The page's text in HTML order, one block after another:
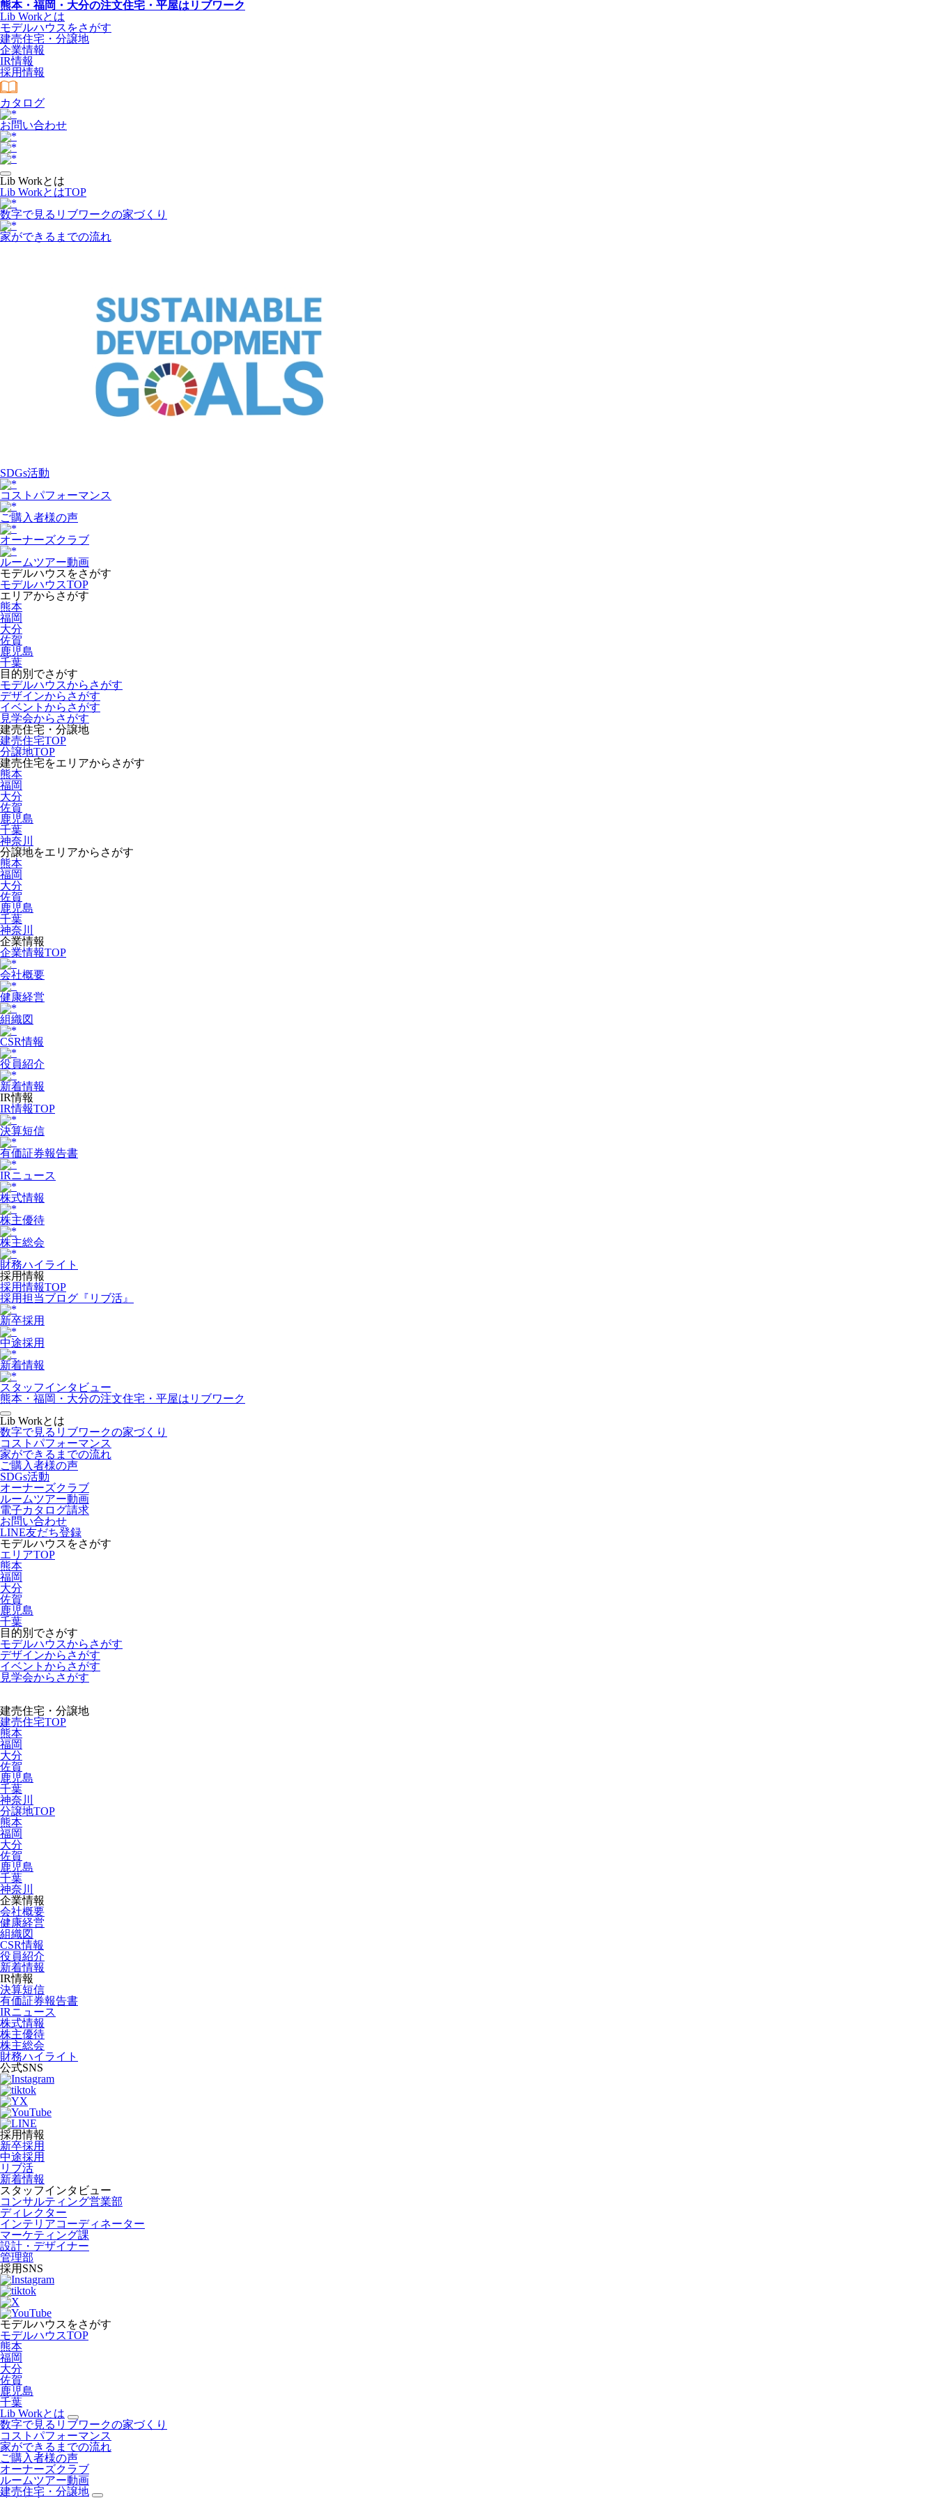
熊本・福岡・大分の注文住宅・平屋はリブワーク
Lib Workとは
モデルハウスをさがす
建売住宅・分譲地
企業情報
IR情報
採用情報
カタログ
お問い合わせ
Lib Workとは
Lib WorkとはTOP
数字で⾒るリブワークの家づくり
家ができるまでの流れ
SDGs活動
コストパフォーマンス
ご購入者様の声
オーナーズクラブ
ルームツアー動画
モデルハウスをさがす
モデルハウスTOP
エリアからさがす
熊本
福岡
大分
佐賀
鹿児島
千葉
目的別でさがす
モデルハウスからさがす
デザインからさがす
イベントからさがす
見学会からさがす
建売住宅・分譲地
建売住宅TOP
分譲地TOP
建売住宅をエリアからさがす
熊本
福岡
大分
佐賀
鹿児島
千葉
神奈川
分譲地をエリアからさがす
熊本
福岡
大分
佐賀
鹿児島
千葉
神奈川
企業情報
企業情報TOP
会社概要
健康経営
組織図
CSR情報
役員紹介
新着情報
IR情報
IR情報TOP
決算短信
有価証券報告書
IRニュース
株式情報
株主優待
株主総会
財務ハイライト
採用情報
採用情報TOP
採用担当ブログ『リブ活』
新卒採用
中途採用
新着情報
スタッフインタビュー
熊本・福岡・大分の注文住宅・平屋はリブワーク
Lib Workとは
数字で見るリブワークの家づくり
コストパフォーマンス
家ができるまでの流れ
ご購入者様の声
SDGs活動
オーナーズクラブ
ルームツアー動画
電子カタログ請求
お問い合わせ
LINE友だち登録
モデルハウスをさがす
エリアTOP
熊本
福岡
大分
佐賀
鹿児島
千葉
目的別でさがす
モデルハウスからさがす
デザインからさがす
イベントからさがす
見学会からさがす
建売住宅・分譲地
建売住宅TOP
熊本
福岡
大分
佐賀
鹿児島
千葉
神奈川
分譲地TOP
熊本
福岡
大分
佐賀
鹿児島
千葉
神奈川
企業情報
会社概要
健康経営
組織図
CSR情報
役員紹介
新着情報
IR情報
決算短信
有価証券報告書
IRニュース
株式情報
株主優待
株主総会
財務ハイライト
公式SNS
採用情報
新卒採用
中途採用
リブ活
新着情報
スタッフインタビュー
コンサルティング営業部
ディレクター
インテリアコーディネーター
マーケティング課
設計・デザイナー
管理部
採用SNS
モデルハウスをさがす
モデルハウスTOP
熊本
福岡
大分
佐賀
鹿児島
千葉
Lib Workとは
数字で見るリブワークの家づくり
コストパフォーマンス
家ができるまでの流れ
ご購入者様の声
オーナーズクラブ
ルームツアー動画
建売住宅・分譲地